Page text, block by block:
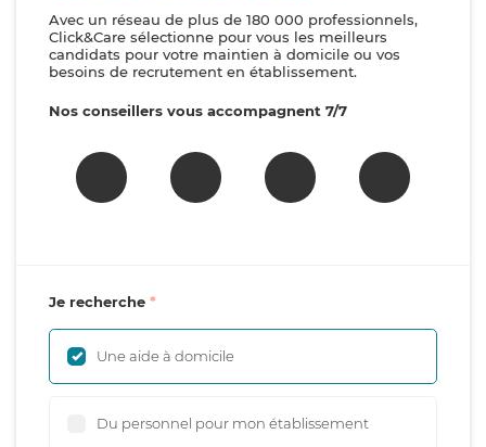
Avec un réseau de plus de 180 000 professionnels,
Click&Care sélectionne pour vous les meilleurs
candidats pour votre maintien à domicile ou vos
besoins de recrutement en établissement.
Nos conseillers vous accompagnent 7/7
Je recherche
Une aide à domicile
Du personnel pour mon établissement